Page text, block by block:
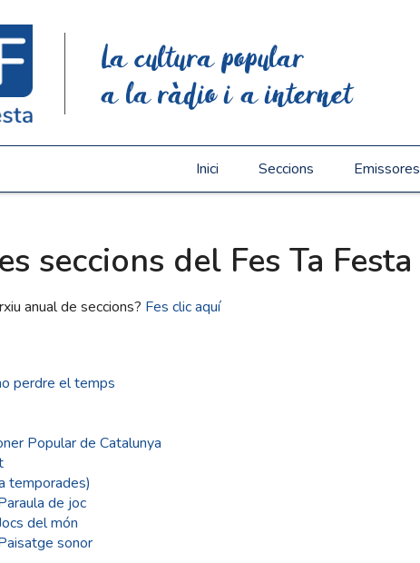
La cultura popular
a la ràdio i a internet
Inici Seccions Emissores
seccions del Fes Ta Festa
anual de seccions? Fes clic aquí
perdre el temps
Popular de Catalunya
temporades)
de joc
del món
sonor